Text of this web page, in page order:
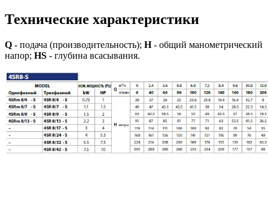
Технические характеристики
Q - подача (производительность); H- общий манометрический
напор; HS - глубина всасывания.